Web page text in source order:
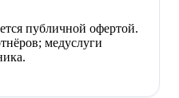
публичной офертой.
медуслуги